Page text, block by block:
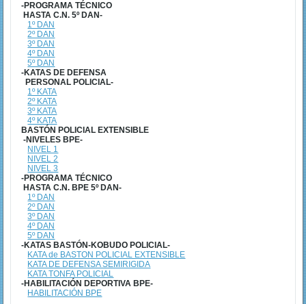
-PROGRAMA TÉCNICO
HASTA C.N. 5º DAN-
1º DAN
2º DAN
3º DAN
4º DAN
5º DAN
-KATAS DE DEFENSA
PERSONAL POLICIAL-
1º KATA
2º KATA
3º KATA
4º KATA
BASTÓN POLICIAL EXTENSIBLE
-NIVELES BPE-
NIVEL 1
NIVEL 2
NIVEL 3
-PROGRAMA TÉCNICO
HASTA C.N. BPE 5º DAN-
1º DAN
2º DAN
3º DAN
4º DAN
5º DAN
-KATAS BASTÓN-KOBUDO POLICIAL-
KATA de BASTON POLICIAL EXTENSIBLE
KATA DE DEFENSA SEMIRIGIDA
KATA TONFA POLICIAL
-HABILITACIÓN DEPORTIVA BPE-
HABILITACIÓN BPE